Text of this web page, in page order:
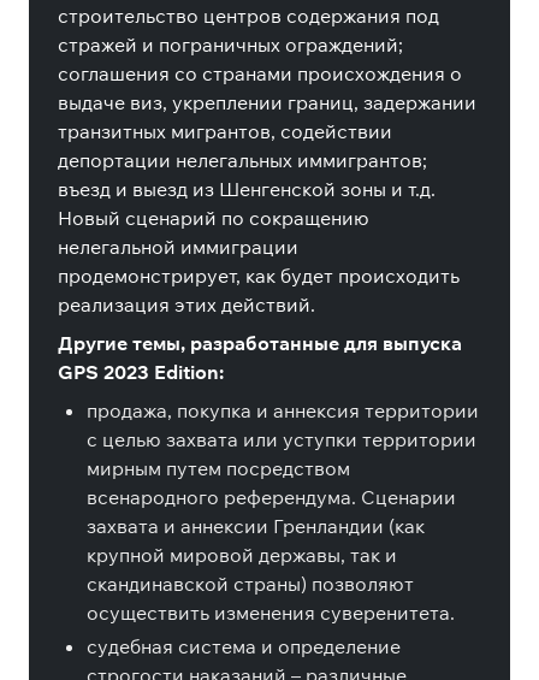
строительство центров содержания под
стражей и пограничных ограждений;
соглашения со странами происхождения о
выдаче виз, укреплении границ, задержании
транзитных мигрантов, содействии
депортации нелегальных иммигрантов;
въезд и выезд из Шенгенской зоны и т.д.
Новый сценарий по сокращению
нелегальной иммиграции
продемонстрирует, как будет происходить
реализация этих действий.
Другие темы, разработанные для выпуска
GPS 2023 Edition:
продажа, покупка и аннексия территории
с целью захвата или уступки территории
мирным путем посредством
всенародного референдума. Сценарии
захвата и аннексии Гренландии (как
крупной мировой державы, так и
скандинавской страны) позволяют
осуществить изменения суверенитета.
судебная система и определение
строгости наказаний – различные